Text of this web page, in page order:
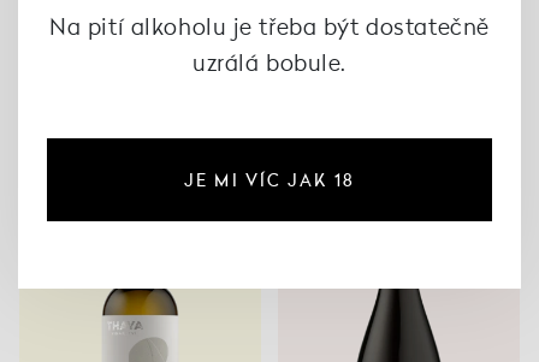
Ryzlink rýnský 2023,
295 Kč
Sauvignon VOC 2023,
265 Kč
Na pití alkoholu je třeba být dostatečně
uzrálá bobule.
JE MI VÍC JAK 18